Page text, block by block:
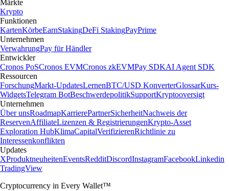
Märkte
Krypto
Funktionen
KartenKörbeEarnStakingDeFi StakingPayPrime
Unternehmen
VerwahrungPay für Händler
Entwickler
Cronos PoSCronos EVMCronos zkEVMPay SDKAI Agent SDK
Ressourcen
ForschungMarkt-UpdatesLernenBTC/USD KonverterGlossarKurs-
WidgetsTelegram BotBeschwerdepolitikSupportKryptooversigt
Unternehmen
Über unsRoadmapKarrierePartnerSicherheitNachweis der
ReservenAffiliateLizenzen & RegistrierungenKrypto-Asset
Exploration HubKlimaCapitalVerifizierenRichtlinie zu
Interessenkonflikten
Updates
XProduktneuheitenEventsRedditDiscordInstagramFacebookLinkedin
TradingView
Cryptocurrency in Every Wallet™